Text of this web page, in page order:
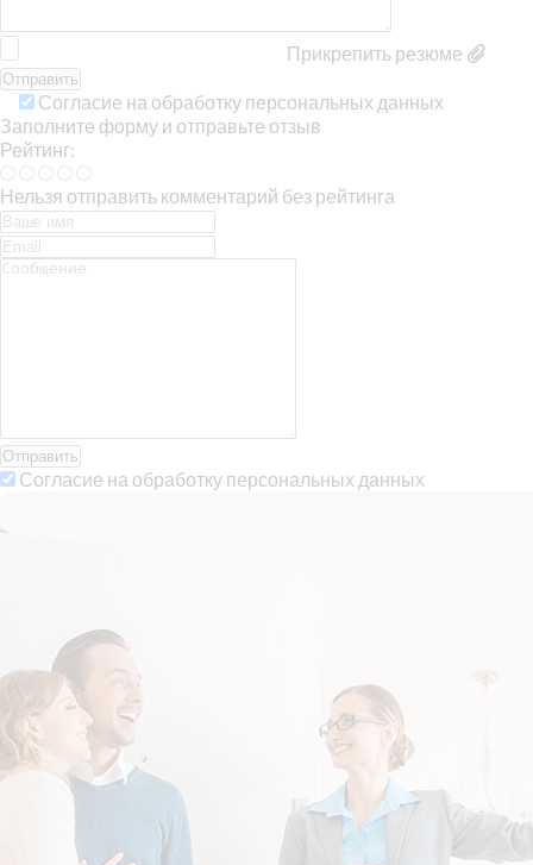
Прикрепить резюме
Согласие на обработку персональных данных
Заполните форму и отправьте отзыв
Рейтинг:
Нельзя отправить комментарий без рейтинга
Отправить
Согласие на обработку персональных данных